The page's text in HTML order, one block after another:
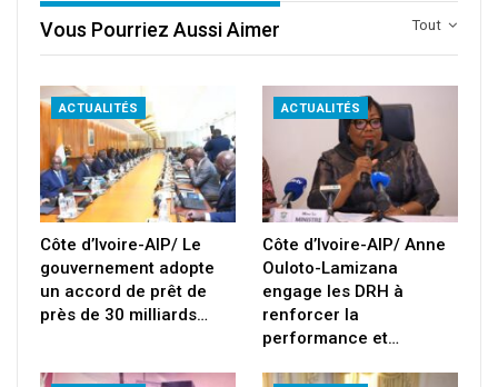
Tout
Vous Pourriez Aussi Aimer
ACTUALITÉS
Côte d’Ivoire-AIP/ Le
gouvernement adopte
un accord de prêt de
près de 30 milliards…
ACTUALITÉS
Côte d’Ivoire-AIP/ Anne
Ouloto-Lamizana
engage les DRH à
renforcer la
performance et…